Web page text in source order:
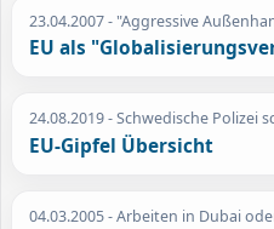
23.04.2007- "Aggressive
EU als
24.08.2019- Schwedische Polizei
EU-Gipfel Übersicht
04.03.2005- Arbeiten in Dubai